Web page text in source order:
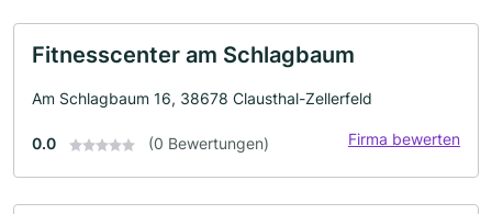
Fitnesscenter am Schlagbaum
Am Schlagbaum 16, 38678 Clausthal-Zellerfeld
0.0 (0 Bewertungen) Firma bewerten